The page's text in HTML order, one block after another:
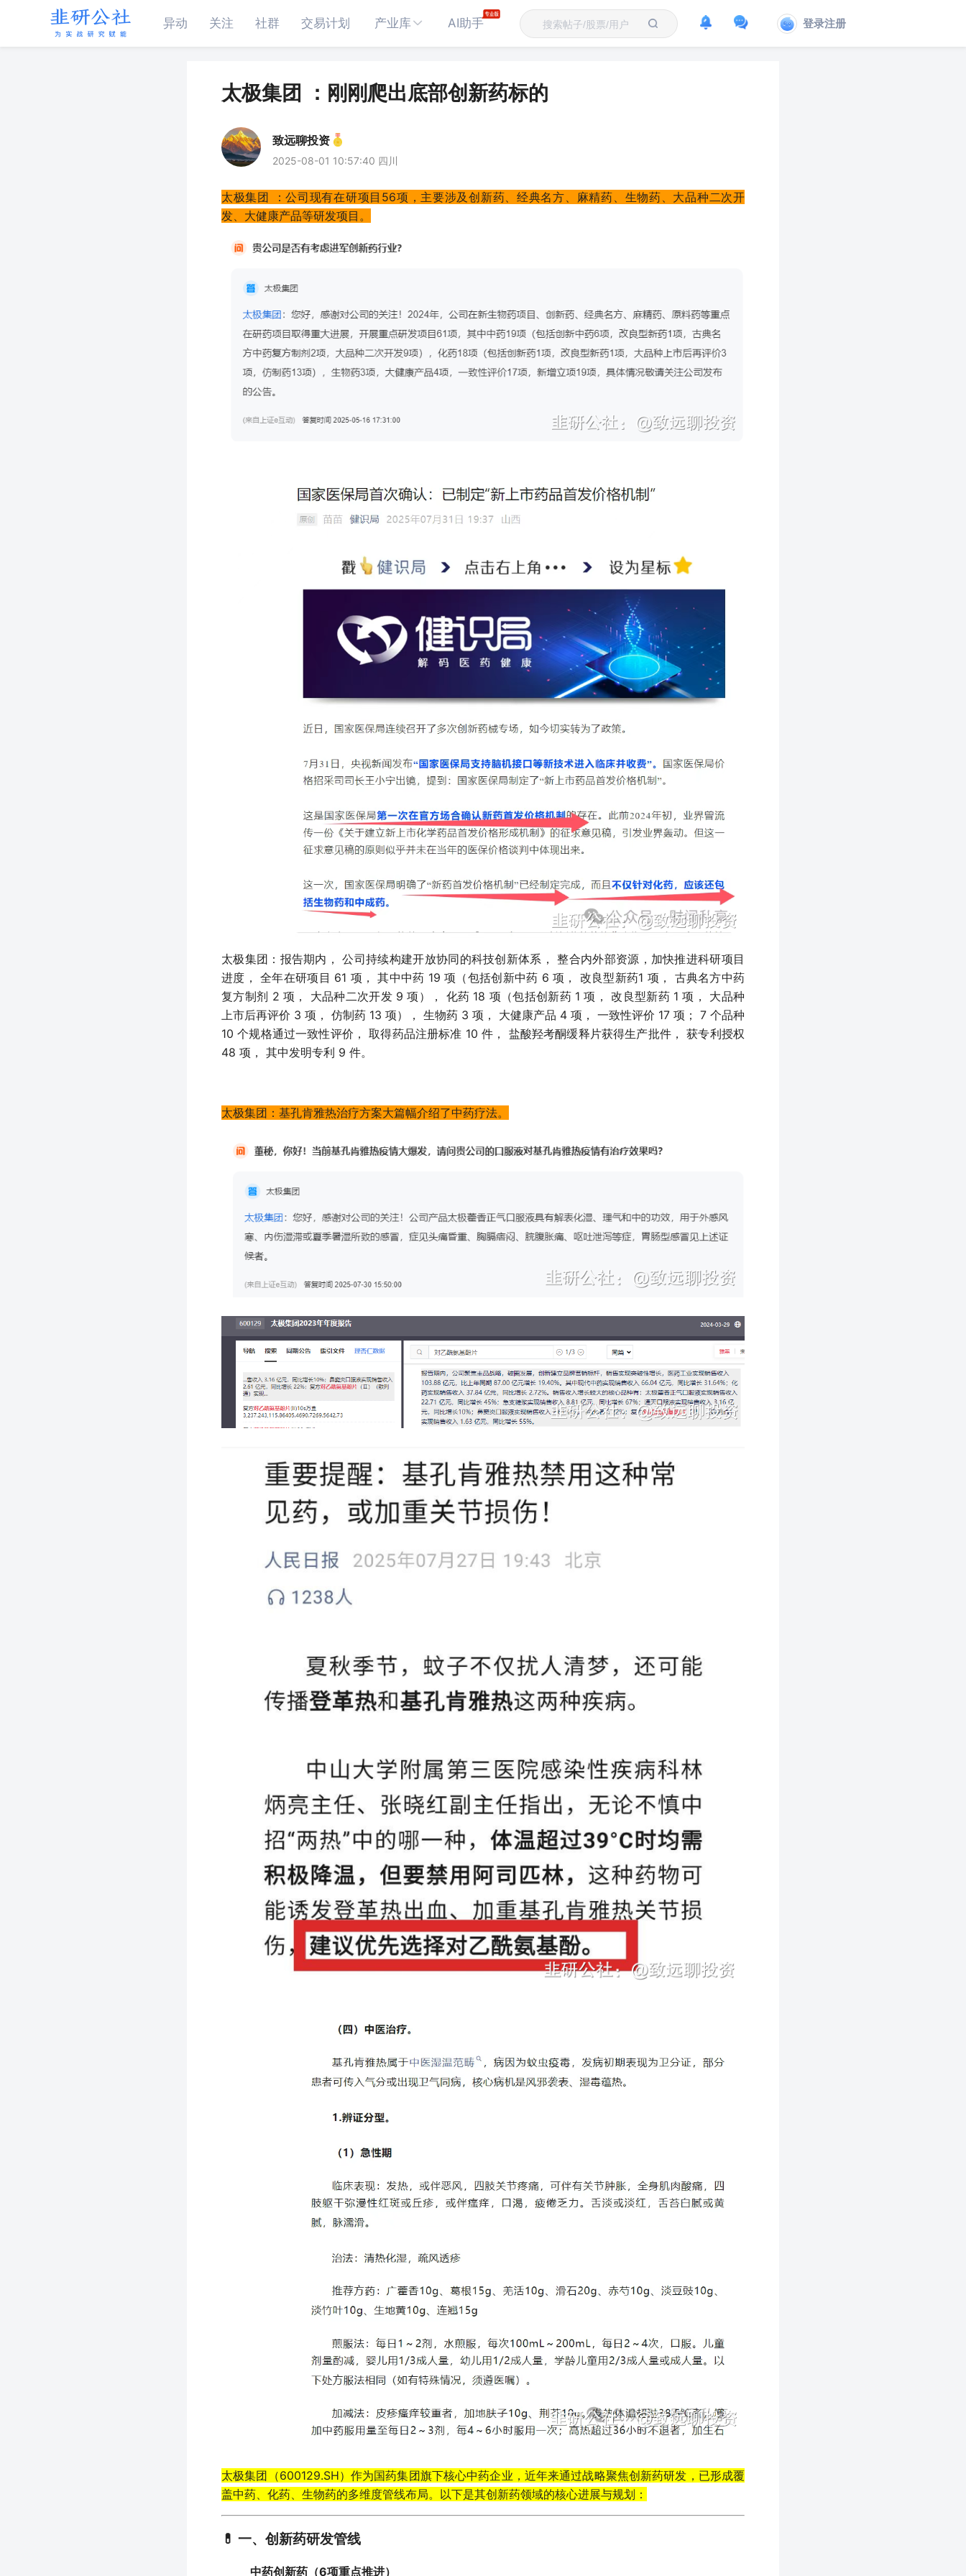
异动 关注 社群 交易计划 产业库 AI助手 登录注册
太极集团 ：刚刚爬出底部创新药标的
致远聊投资
2025-08-01 10:57:40 四川
太极集团 ：公司现有在研项目56项，主要涉及创新药、经典名方、麻精药、生物药、大品种二次开
发、大健康产品等研发项目。
太极集团：报告期内， 公司持续构建开放协同的科技创新体系， 整合内外部资源，加快推进科研项目
进度， 全年在研项目 61 项， 其中中药 19 项（包括创新中药 6 项， 改良型新药1 项， 古典名方中药
复方制剂 2 项， 大品种二次开发 9 项）， 化药 18 项（包括创新药 1 项， 改良型新药 1 项， 大品种
上市后再评价 3 项， 仿制药 13 项）， 生物药 3 项， 大健康产品 4 项， 一致性评价 17 项； 7 个品种
10 个规格通过一致性评价， 取得药品注册标准 10 件， 盐酸羟考酮缓释片获得生产批件， 获专利授权
48 项， 其中发明专利 9 件。
太极集团：基孔肯雅热治疗方案大篇幅介绍了中药疗法。
太极集团（600129.SH）作为国药集团旗下核心中药企业，近年来通过战略聚焦创新药研发，已形成覆
盖中药、化药、生物药的多维度管线布局。以下是其创新药领域的核心进展与规划：
💊 ​ 一、创新药研发管线
中药创新药（6项重点推进）​